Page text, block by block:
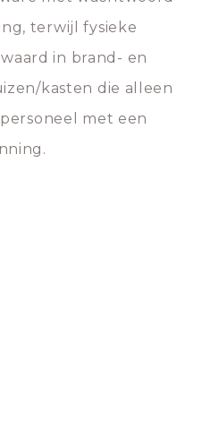
terwijl fysieke
in brand- en
kasten die alleen
met een